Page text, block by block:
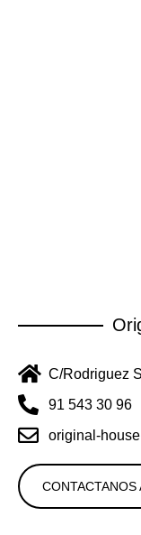
C/Rodriguez
91 543 30 96
original-
CONTACTANOS